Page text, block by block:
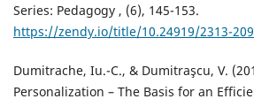
Series: Pedagogy , (6), 145-153.
https://zendy.io/title/10.24919/2313-
Dumitrache, Iu.-C., & Dumitraşcu, V.
Personalization – The Basis for an